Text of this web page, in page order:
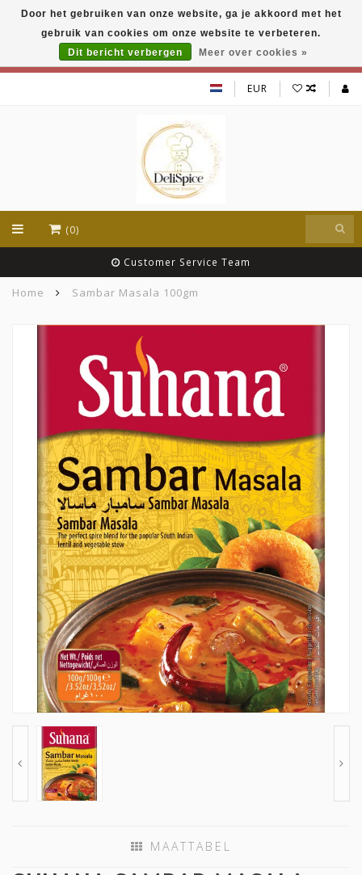
DeliSpice is your online Indian grocery shop with
exclusive brands like Daawat, Suhana, DeliSpice
and many more !!!
EUR
(0)
Customer Service Team
Home Sambar Masala 100gm
MAATTABEL
Door het gebruiken van onze website, ga je akkoord met het
gebruik van cookies om onze website te verbeteren.
Dit bericht verbergen
Meer over cookies »